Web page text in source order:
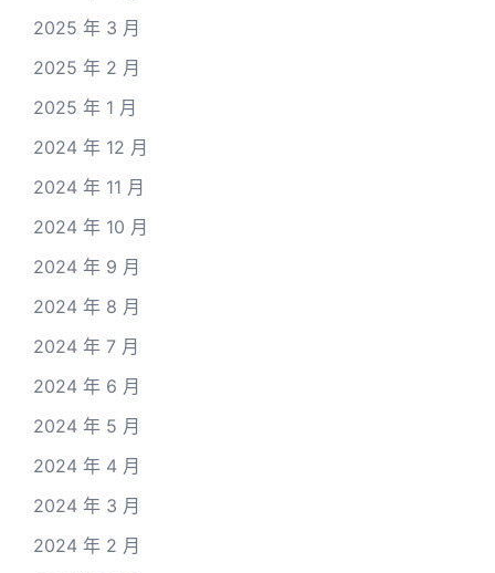
2025 年 3 月
2025 年 2 月
2025 年 1 月
2024 年 12 月
2024 年 11 月
2024 年 10 月
2024 年 9 月
2024 年 8 月
2024 年 7 月
2024 年 6 月
2024 年 5 月
2024 年 4 月
2024 年 3 月
2024 年 2 月